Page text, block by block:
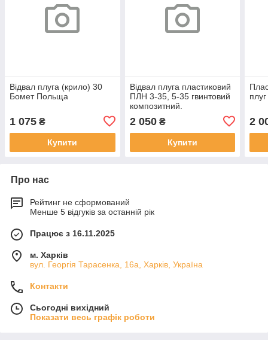
Відвал плуга (крило) 30
Бомет Польща
1 075 ₴
Купити
Відвал плуга пластиковий
ПЛН 3-35, 5-35 гвинтовий
композитний.
2 050₴
Купити
2
Про нас
Рейтинг не сформований
Менше 5 відгуків за останній рік
Працює з 16.11.2025
м. Харків
вул. Георгія Тарасенка, 16а, Харків, Україна
Контакти
Сьогодні вихідний
Показати весь графік роботи